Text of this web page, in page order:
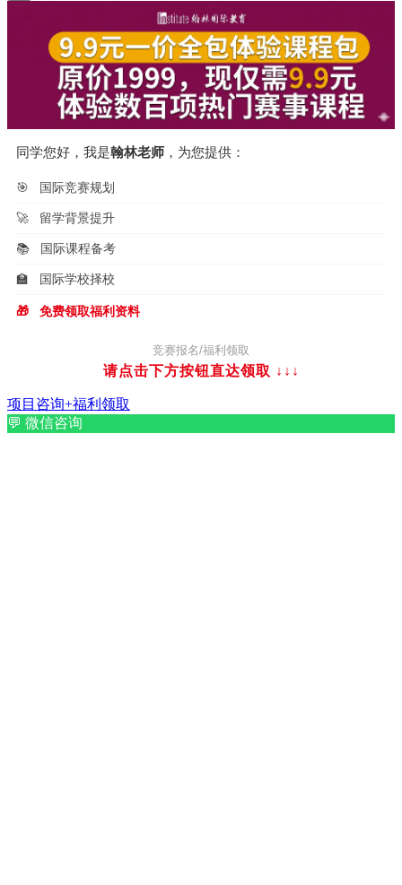
同学您好，我是翰林老师 ，为您提供：
🎯 国际竞赛规划
🚀 留学背景提升
📚 国际课程备考
🏫 国际学校择校
🎁 免费领取福利资料
竞赛报名/福利领取
请点击下方按钮直达领取 ↓↓↓
项目咨询+福利领取
💬 微信咨询